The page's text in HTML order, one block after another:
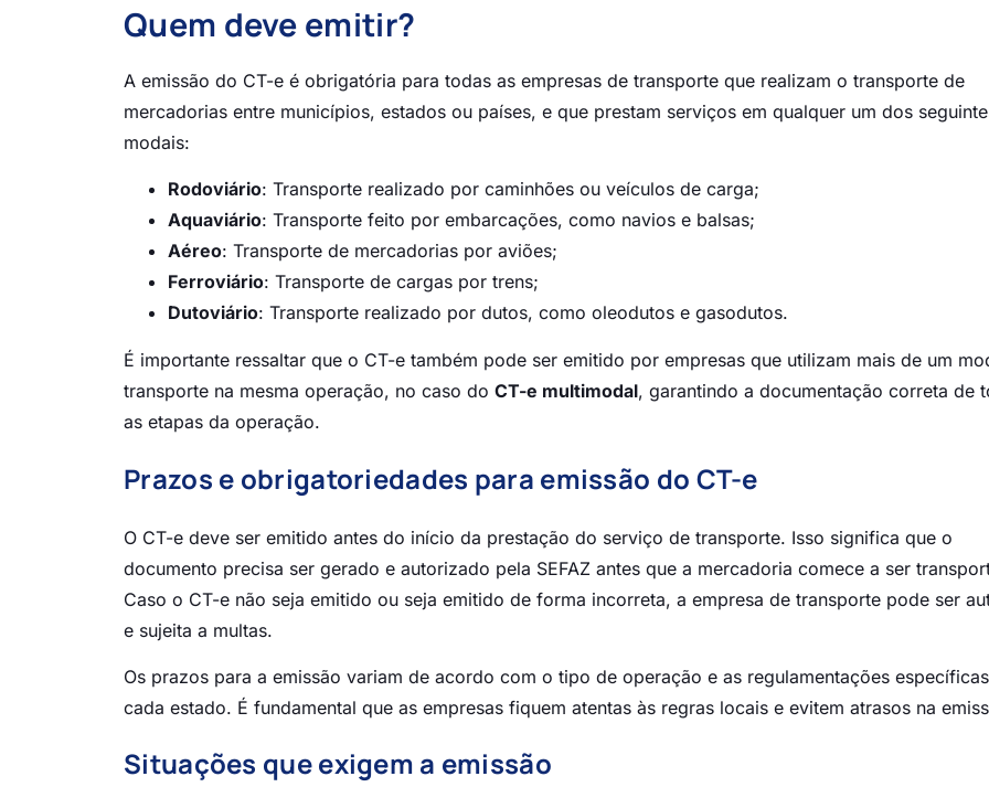
Quem deve emitir?
A emissão do CT-e é obrigatória para todas as empresas de transporte que realizam o transporte de
mercadorias entre municípios, estados ou países, e que prestam serviços em qualquer um dos
modais:
Rodoviário: Transporte realizado por caminhões ou veículos de carga;
Aquaviário: Transporte feito por embarcações, como navios e balsas;
Aéreo: Transporte de mercadorias por aviões;
Ferroviário: Transporte de cargas por trens;
Dutoviário: Transporte realizado por dutos, como oleodutos e gasodutos.
É importante ressaltar que o CT-e também pode ser emitido por empresas que utilizam mais de um
transporte na mesma operação, no caso do CT-e multimodal, garantindo a documentação correta de
as etapas da operação.
Prazos e obrigatoriedades para emissão do CT-e
O CT-e deve ser emitido antes do início da prestação do serviço de transporte. Isso significa que o
documento precisa ser gerado e autorizado pela SEFAZ antes que a mercadoria comece a ser
Caso o CT-e não seja emitido ou seja emitido de forma incorreta, a empresa de transporte pode ser
e sujeita a multas.
Os prazos para a emissão variam de acordo com o tipo de operação e as regulamentações
cada estado. É fundamental que as empresas fiquem atentas às regras locais e evitem atrasos na
Situações que exigem a emissão